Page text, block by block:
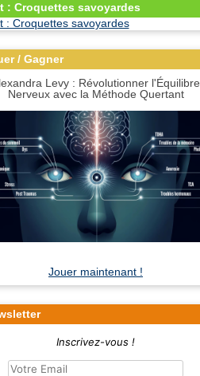
: Croquettes savoyardes
/ Gagner
Levy : Révolutionner l'Équilibre
Nerveux avec la Méthode Quertant
Jouer maintenant !
Inscrivez-vous !